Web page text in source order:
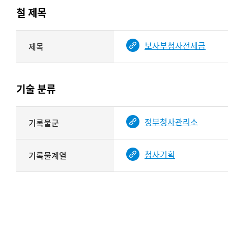
테이블
기여자
제공됨
<
철 제목
기록물
건의
제목를
보여주는
표
제목 보사부청사전세금
기술 분류
분류
정보를
보여주는
표
기록물군 정부청사관리소
기록물계열 청사기획